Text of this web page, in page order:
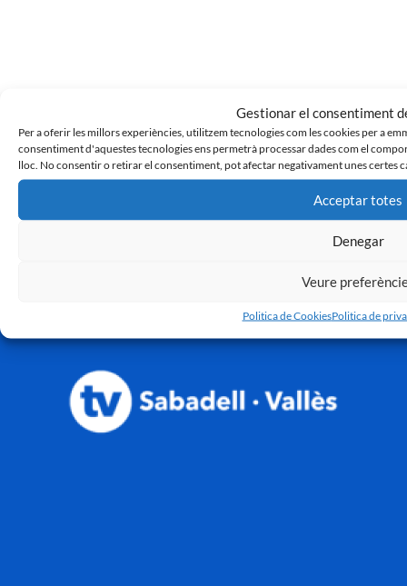
Gestionar el consentiment
Per a oferir les millors experiències, utilitzem tecnologies com les cookies per a
consentiment d'aquestes tecnologies ens permetrà processar dades com el
lloc. No consentir o retirar el consentiment, pot afectar negativament unes certes
Acceptar totes
Denegar
Veure
Politica de CookiesPolitica de
14 de maig de 2024
« Anterior 1 2 3 … 99 Siguiente »